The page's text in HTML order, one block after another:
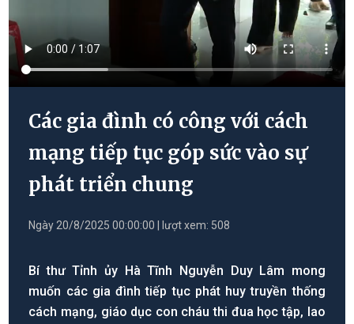
Các gia đình có công với cách
mạng tiếp tục góp sức vào sự
phát triển chung
Ngày 20/8/2025 00:00:00 | lượt xem: 508
Bí thư Tỉnh ủy Hà Tĩnh Nguyễn Duy Lâm mong
muốn các gia đình tiếp tục phát huy truyền thống
cách mạng, giáo dục con cháu thi đua học tập, lao